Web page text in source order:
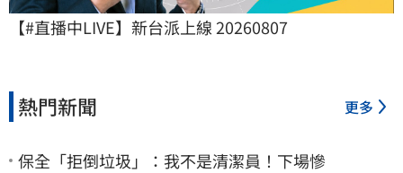
【#直播中LIVE】新台派上線 20260807
熱門新聞 更多
保全「拒倒垃圾」：我不是清潔員！下場慘